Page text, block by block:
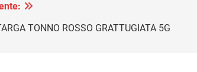
TONNO ROSSO GRATTUGIATA 5G